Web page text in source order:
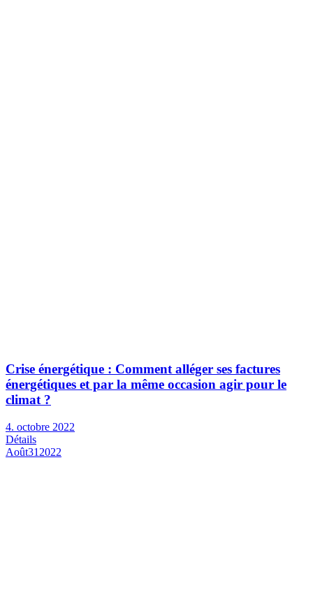
Crise énergétique : Comment alléger ses factures
énergétiques et par la même occasion agir pour le
climat ?
4. octobre 2022
Détails
Août31 2022